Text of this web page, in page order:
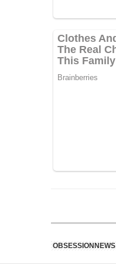
OBSESSIONNEWS